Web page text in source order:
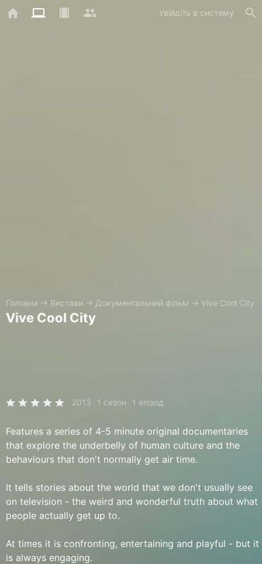
Увійдіть в систему
Головна → Вистави → Документальний фільм → Vive Cool City
Vive Cool City
2013 1 сезон 1 епізод
Features a series of 4-5 minute original documentaries
that explore the underbelly of human culture and the
behaviours that don't normally get air time.
It tells stories about the world that we don't usually see
on television - the weird and wonderful truth about what
people actually get up to.
At times it is confronting, entertaining and playful - but it
is always engaging.